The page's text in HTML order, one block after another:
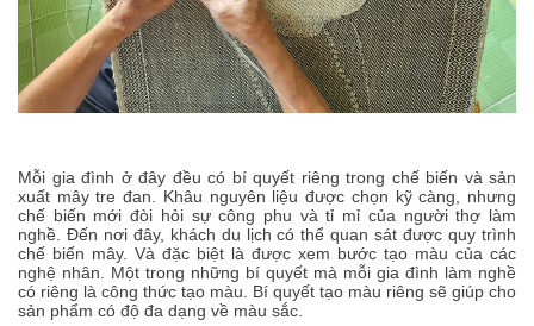
Mỗi gia đình ở đây đều có bí quyết riêng trong chế biến và sản
xuất mây tre đan. Khâu nguyên liệu được chọn kỹ càng, nhưng
chế biến mới đòi hỏi sự công phu và tỉ mỉ của người thợ làm
nghề. Đến nơi đây, khách du lịch có thể quan sát được quy trình
chế biến mây. Và đặc biệt là được xem bước tạo màu của các
nghệ nhân. Một trong những bí quyết mà mỗi gia đình làm nghề
có riêng là công thức tạo màu. Bí quyết tạo màu riêng sẽ giúp cho
sản phẩm có độ đa dạng về màu sắc.